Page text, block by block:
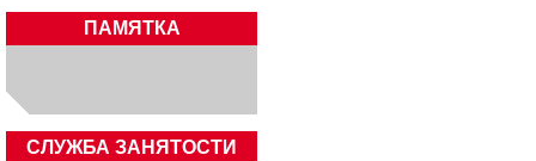
ПАМЯТКА
CЛУЖБА ЗАНЯТОСТИ